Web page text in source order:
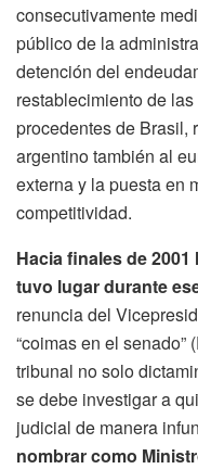
consecutivamente
público de la
detención del
restablecimiento de
procedentes de Brasil,
argentino también al
externa y la puesta en
competitividad.
Hacia finales de
tuvo lugar durante
renuncia del
“coimas en el
tribunal no solo
se debe investigar a
judicial de manera
nombrar como